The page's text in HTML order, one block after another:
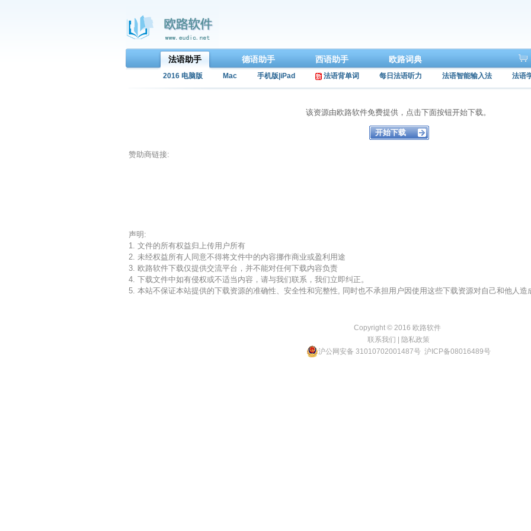
法语助手 德语助手 西语助手 欧路词典
2016 电脑版 Mac 手机版|iPad 法语背单词 每日法语听力 法语智能输入法 法语
该资源由欧路软件免费提供，点击下面按钮开始下载。
赞助商链接:
声明:
1. 文件的所有权益归上传用户所有
2. 未经权益所有人同意不得将文件中的内容挪作商业或盈利用途
3. 欧路软件下载仅提供交流平台，并不能对任何下载内容负责
4. 下载文件中如有侵权或不适当内容，请与我们联系，我们立即纠正。
5. 本站不保证本站提供的下载资源的准确性、安全性和完整性, 同时也不承担用户因使用这些下载资源对自己和他人造
Copyright © 2016 欧路软件
联系我们
隐私政策
沪公网安备 31010702001487号 沪ICP备08016489号